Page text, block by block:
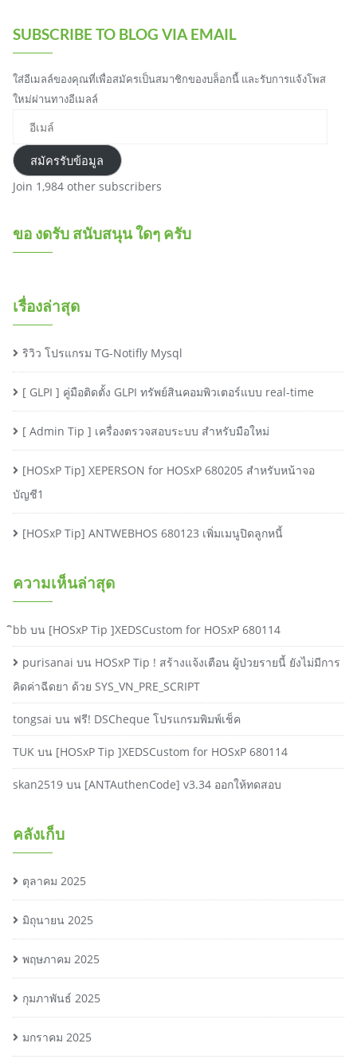
SUBSCRIBE TO BLOG VIA EMAIL
ใส่อีเมลล์ของคุณที่เพื่อสมัครเป็นสมาชิกของบล็อกนี้ และรับการแจ้งโพส
ใหม่ผ่านทางอีเมลล์
สมัครรับข้อมูล
Join 1,984 other subscribers
ขอ งดรับ สนับสนุน ใดๆ ครับ
เรื่องล่าสุด
ริวิว โปรแกรม TG-Notifly Mysql
[ GLPI ] คู่มือติดตั้ง GLPI ทรัพย์สินคอมพิวเตอร์แบบ real-time
[ Admin Tip ] เครื่องตรวจสอบระบบ สำหรับมือใหม่
[HOSxP Tip] XEPERSON for HOSxP 680205 สำหรับหน้าจอ
บัญชี1
[HOSxP Tip] ANTWEBHOS 680123 เพิ่มเมนูปิดลูกหนี้
ความเห็นล่าสุด
ิbb บน [HOSxP Tip ]XEDSCustom for HOSxP 680114
purisanai บน HOSxP Tip ! สร้างแจ้งเตือน ผู้ป่วยรายนี้ ยังไม่มีการ
คิดค่าฉีดยา ด้วย SYS_VN_PRE_SCRIPT
tongsai บน ฟรี! DSCheque โปรแกรมพิมพ์เช็ค
TUK บน [HOSxP Tip ]XEDSCustom for HOSxP 680114
skan2519 บน [ANTAuthenCode] v3.34 ออกให้ทดสอบ
คลังเก็บ
ตุลาคม 2025
มิถุนายน 2025
พฤษภาคม 2025
กุมภาพันธ์ 2025
มกราคม 2025